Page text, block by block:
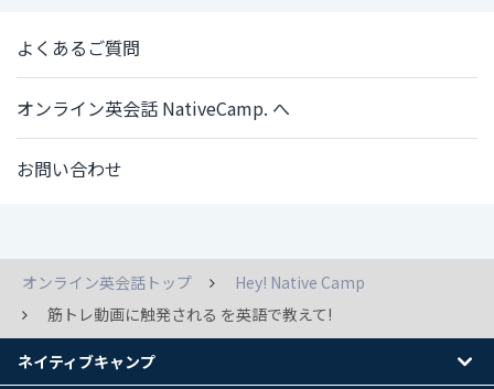
よくあるご質問
オンライン英会話 NativeCamp. へ
お問い合わせ
オンライン英会話トップ
Hey! Native Camp
筋トレ動画に触発される を英語で教えて!
ネイティブキャンプ